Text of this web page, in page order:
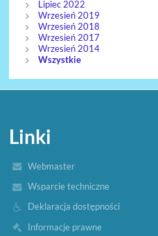
Lipiec 2022
Wrzesień 2019
Wrzesień 2018
Wrzesień 2017
Wrzesień 2014
Wszystkie
Linki
Webmaster
Wsparcie techniczne
Deklaracja dostępności
Informacje prawne